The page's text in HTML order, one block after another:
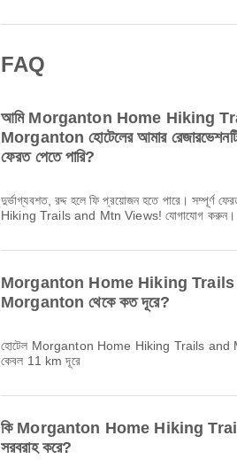
FAQ
আমি Morganton Home Hiking
Morganton হোটেলের আমার রেজারভেশনটি
ফেরত পেতে পারি?
দুর্ভাগ্যবশত, রদ্দ হলে ফি প্রয়োজন হতে পারে। সম্পূর্ণ
Hiking Trails and Mtn Views! যোগাযোগ করুন।
Morganton Home Hiking Trails
Morganton থেকে কত দূরে?
হোটেল Morganton Home Hiking Trails and
কেবল 11 km দূরে
কি Morganton Home Hiking
সরবরাহ করে?